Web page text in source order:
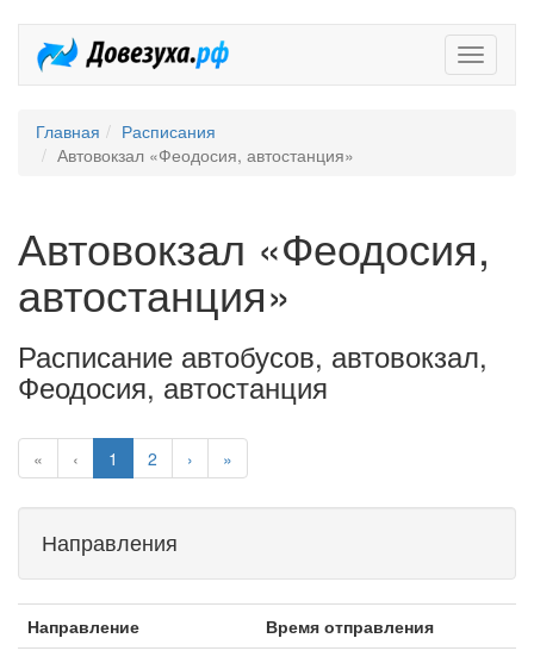
Главная
Расписания
Автовокзал «Феодосия, автостанция»
Автовокзал «Феодосия,
автостанция»
Расписание автобусов, автовокзал,
Феодосия, автостанция
« ‹ 1 2 › »
Направления
Направление
Время отправления